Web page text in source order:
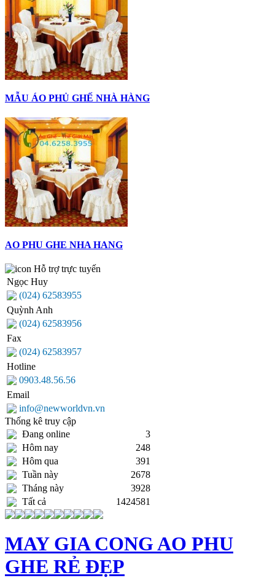
MẪU ÁO PHỦ GHẾ NHÀ HÀNG
AO PHU GHE NHA HANG
Hỗ trợ trực tuyến
Ngọc Huy
(024) 62583955
Quỳnh Anh
(024) 62583956
Fax
(024) 62583957
Hotline
0903.48.56.56
Email
info@newworldvn.vn
Thống kê truy cập
Đang online
3
Hôm nay
248
Hôm qua
391
Tuần này
2678
Tháng này
3928
Tất cả
1424581
MAY GIA CONG AO PHU
GHE RẺ ĐẸP